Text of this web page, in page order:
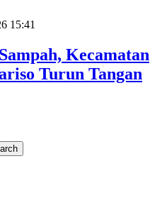
15:41
Kecamatan
Turun Tangan